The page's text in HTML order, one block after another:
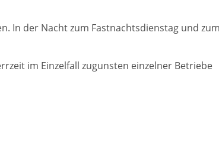
In der Nacht zum Fastnachtsdienstag und
im Einzelfall zugunsten einzelner Betriebe